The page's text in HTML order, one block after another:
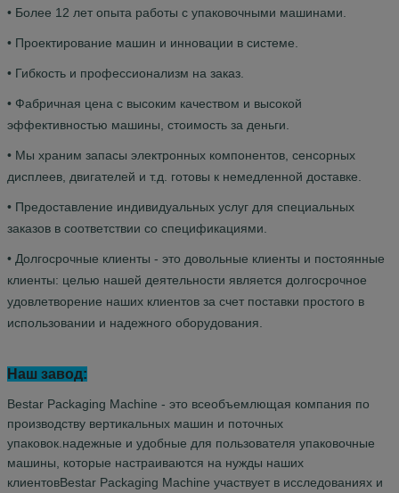
• Более 12 лет опыта работы с упаковочными машинами.
• Проектирование машин и инновации в системе.
• Гибкость и профессионализм на заказ.
• Фабричная цена с высоким качеством и высокой
эффективностью машины, стоимость за деньги.
• Мы храним запасы электронных компонентов, сенсорных
дисплеев, двигателей и т.д. готовы к немедленной доставке.
• Предоставление индивидуальных услуг для специальных
заказов в соответствии со спецификациями.
• Долгосрочные клиенты - это довольные клиенты и постоянные
клиенты: целью нашей деятельности является долгосрочное
удовлетворение наших клиентов за счет поставки простого в
использовании и надежного оборудования.
Наш завод:
Bestar Packaging Machine - это всеобъемлющая компания по
производству вертикальных машин и поточных
упаковок.надежные и удобные для пользователя упаковочные
машины, которые настраиваются на нужды наших
клиентовBestar Packaging Machine участвует в исследованиях и